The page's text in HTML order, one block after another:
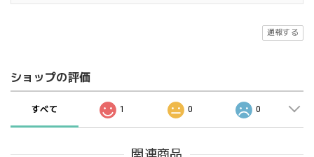
通報する
ショップの評価
すべて 1 0 0